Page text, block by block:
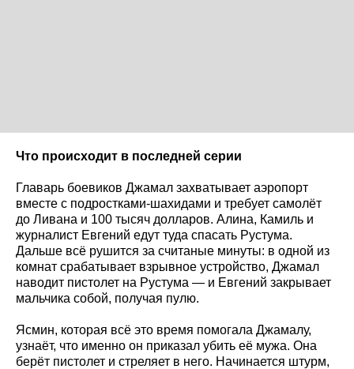
Что происходит в последней серии
Главарь боевиков Джамал захватывает аэропорт
вместе с подростками-шахидами и требует самолёт
до Ливана и 100 тысяч долларов. Алина, Камиль и
журналист Евгений едут туда спасать Рустума.
Дальше всё рушится за считаные минуты: в одной из
комнат срабатывает взрывное устройство, Джамал
наводит пистолет на Рустума — и Евгений закрывает
мальчика собой, получая пулю.
Ясмин, которая всё это время помогала Джамалу,
узнаёт, что именно он приказал убить её мужа. Она
берёт пистолет и стреляет в него. Начинается штурм,